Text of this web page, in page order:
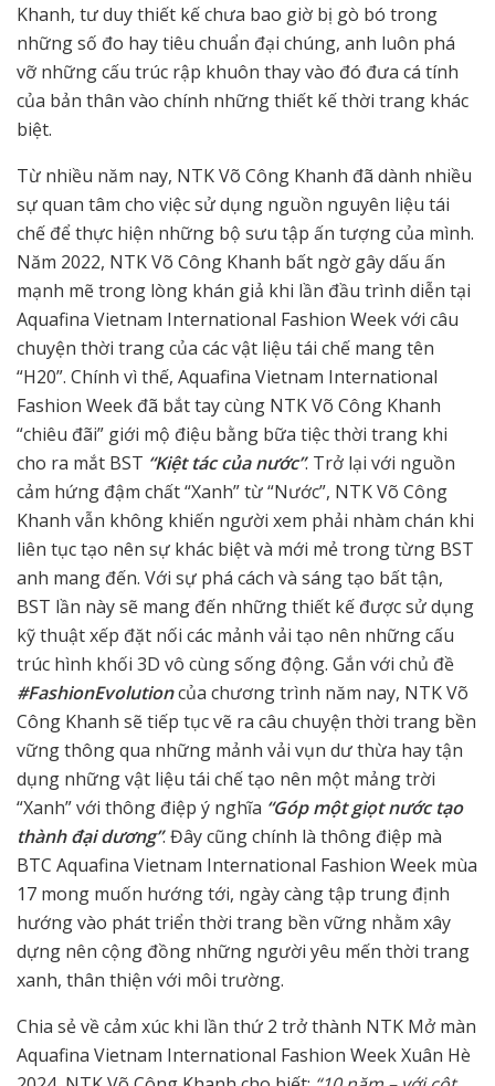
Khanh, tư duy thiết kế chưa bao giờ bị gò bó trong
những số đo hay tiêu chuẩn đại chúng, anh luôn phá
vỡ những cấu trúc rập khuôn thay vào đó đưa cá tính
của bản thân vào chính những thiết kế thời trang khác
biệt.
Từ nhiều năm nay, NTK Võ Công Khanh đã dành nhiều
sự quan tâm cho việc sử dụng nguồn nguyên liệu tái
chế để thực hiện những bộ sưu tập ấn tượng của mình.
Năm 2022, NTK Võ Công Khanh bất ngờ gây dấu ấn
mạnh mẽ trong lòng khán giả khi lần đầu trình diễn tại
Aquafina Vietnam International Fashion Week với câu
chuyện thời trang của các vật liệu tái chế mang tên
“H20”. Chính vì thế, Aquafina Vietnam International
Fashion Week đã bắt tay cùng NTK Võ Công Khanh
“chiêu đãi” giới mộ điệu bằng bữa tiệc thời trang khi
cho ra mắt BST “Kiệt tác của nước”. Trở lại với nguồn
cảm hứng đậm chất “Xanh” từ “Nước”, NTK Võ Công
Khanh vẫn không khiến người xem phải nhàm chán khi
liên tục tạo nên sự khác biệt và mới mẻ trong từng BST
anh mang đến. Với sự phá cách và sáng tạo bất tận,
BST lần này sẽ mang đến những thiết kế được sử dụng
kỹ thuật xếp đặt nối các mảnh vải tạo nên những cấu
trúc hình khối 3D vô cùng sống động. Gắn với chủ đề
#FashionEvolutioncủa chương trình năm nay, NTK Võ
Công Khanh sẽ tiếp tục vẽ ra câu chuyện thời trang bền
vững thông qua những mảnh vải vụn dư thừa hay tận
dụng những vật liệu tái chế tạo nên một mảng trời
“Xanh” với thông điệp ý nghĩa “Góp một giọt nước tạo
thành đại dương”. Đây cũng chính là thông điệp mà
BTC Aquafina Vietnam International Fashion Week mùa
17 mong muốn hướng tới, ngày càng tập trung định
hướng vào phát triển thời trang bền vững nhằm xây
dựng nên cộng đồng những người yêu mến thời trang
xanh, thân thiện với môi trường.
Chia sẻ về cảm xúc khi lần thứ 2 trở thành NTK Mở màn
Aquafina Vietnam International Fashion Week Xuân Hè